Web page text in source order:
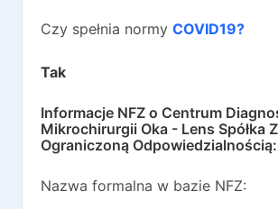
Czy spełnia normy COVID19?
Tak
Informacje NFZ o Centrum
Mikrochirurgii Oka - Lens Spółka Z
Ograniczoną Odpowiedzialnością:
Nazwa formalna w bazie NFZ: